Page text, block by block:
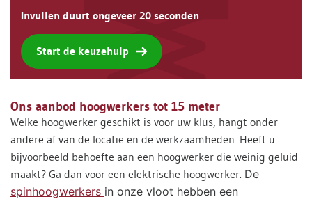
Invullen duurt ongeveer 20 seconden
Start de keuzehulp
Ons aanbod hoogwerkers tot 15 meter
Welke hoogwerker geschikt is voor uw klus, hangt onder
andere af van de locatie en de werkzaamheden. Heeft u
bijvoorbeeld behoefte aan een hoogwerker die weinig geluid
maakt? Ga dan voor een elektrische hoogwerker. De
spinhoogwerkers in onze vloot hebben een